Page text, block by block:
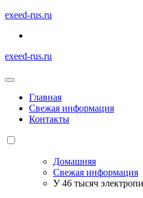
Перейти
содержимому
exeed-rus.ru
exeed-rus.ru
Главная
Свежая информация
Контакты
Домашняя
Свежая информация
У 46 тысяч